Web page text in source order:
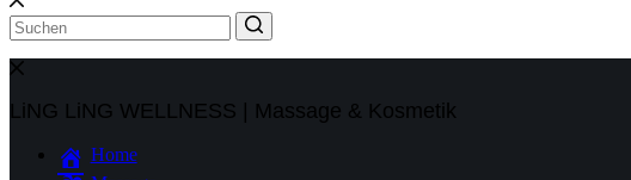
LiNG LiNG WELLNESS | Massage & Kosmetik
Home